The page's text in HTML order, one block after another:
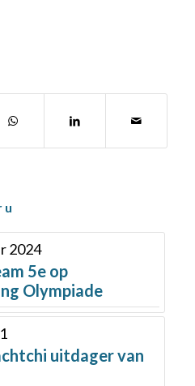
u
2024
5e op
Olympiade
uitdager van